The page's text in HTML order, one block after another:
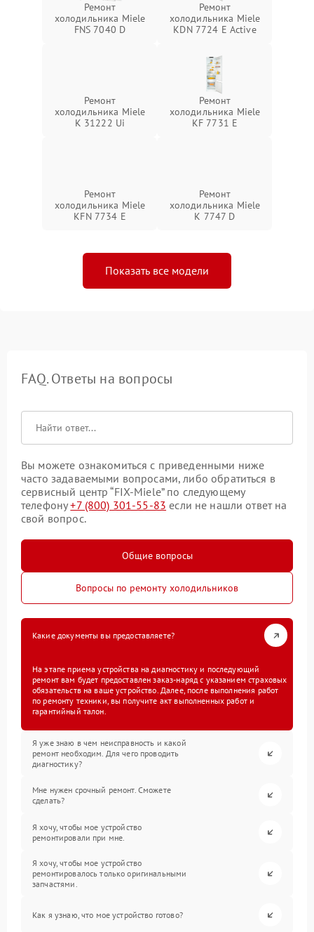
Ремонт
холодильника Miele
FNS 7040 D
Ремонт
холодильника Miele
KDN 7724 E Active
Ремонт
холодильника Miele
K 31222 Ui
Ремонт
холодильника Miele
KF 7731 E
Ремонт
холодильника Miele
KFN 7734 E
Ремонт
холодильника Miele
K 7747 D
Показать все модели
FAQ. Ответы на вопросы
Вы можете ознакомиться с приведенными ниже
часто задаваемыми вопросами, либо обратиться в
сервисный центр “FIX-Miele” по следующему
телефону+7 (800) 301-55-83 если не нашли ответ на
свой вопрос.
Общие вопросы
Вопросы по ремонту холодильников
Какие документы вы предоставляете?
На этапе приема устройства на диагностику и последующий
ремонт вам будет предоставлен заказ-наряд с указанием страховых
обязательств на ваше устройство. Далее, после выполнения работ
по ремонту техники, вы получите акт выполненных работ и
гарантийный талон.
Я уже знаю в чем неисправность и какой
ремонт необходим. Для чего проводить
диагностику?
Мне нужен срочный ремонт. Сможете
сделать?
Я хочу, чтобы мое устройство
ремонтировали при мне.
Я хочу, чтобы мое устройство
ремонтировалось только оригинальными
запчастями.
Как я узнаю, что мое устройство готово?